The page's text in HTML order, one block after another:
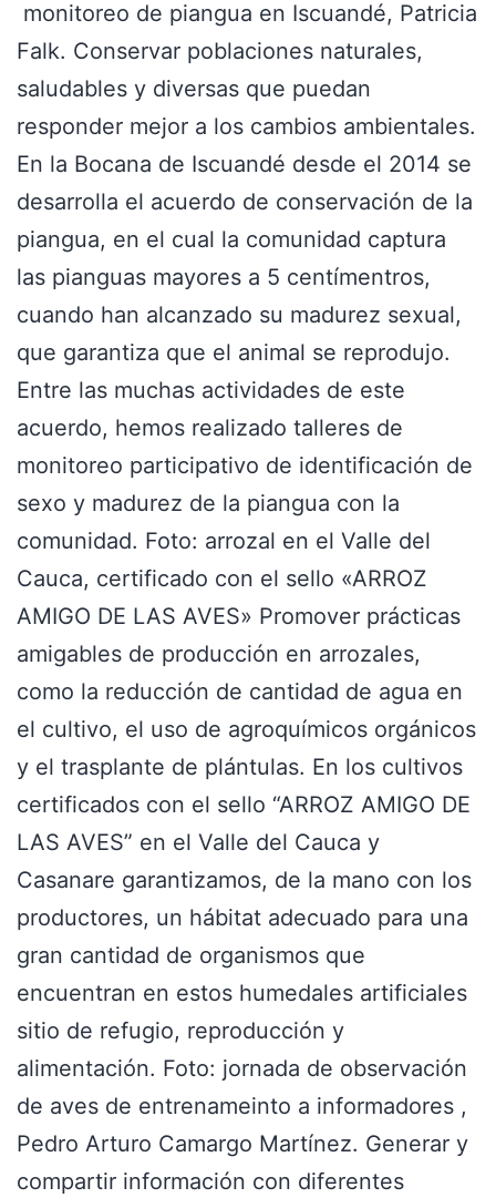
monitoreo de piangua en Iscuandé, Patricia
Falk. Conservar poblaciones naturales,
saludables y diversas que puedan
responder mejor a los cambios ambientales.
En la Bocana de Iscuandé desde el 2014 se
desarrolla el acuerdo de conservación de la
piangua, en el cual la comunidad captura
las pianguas mayores a 5 centímentros,
cuando han alcanzado su madurez sexual,
que garantiza que el animal se reprodujo.
Entre las muchas actividades de este
acuerdo, hemos realizado talleres de
monitoreo participativo de identificación de
sexo y madurez de la piangua con la
comunidad. Foto: arrozal en el Valle del
Cauca, certificado con el sello «ARROZ
AMIGO DE LAS AVES» Promover prácticas
amigables de producción en arrozales,
como la reducción de cantidad de agua en
el cultivo, el uso de agroquímicos orgánicos
y el trasplante de plántulas. En los cultivos
certificados con el sello “ARROZ AMIGO DE
LAS AVES” en el Valle del Cauca y
Casanare garantizamos, de la mano con los
productores, un hábitat adecuado para una
gran cantidad de organismos que
encuentran en estos humedales artificiales
sitio de refugio, reproducción y
alimentación. Foto: jornada de observación
de aves de entrenameinto a informadores ,
Pedro Arturo Camargo Martínez. Generar y
compartir información con diferentes